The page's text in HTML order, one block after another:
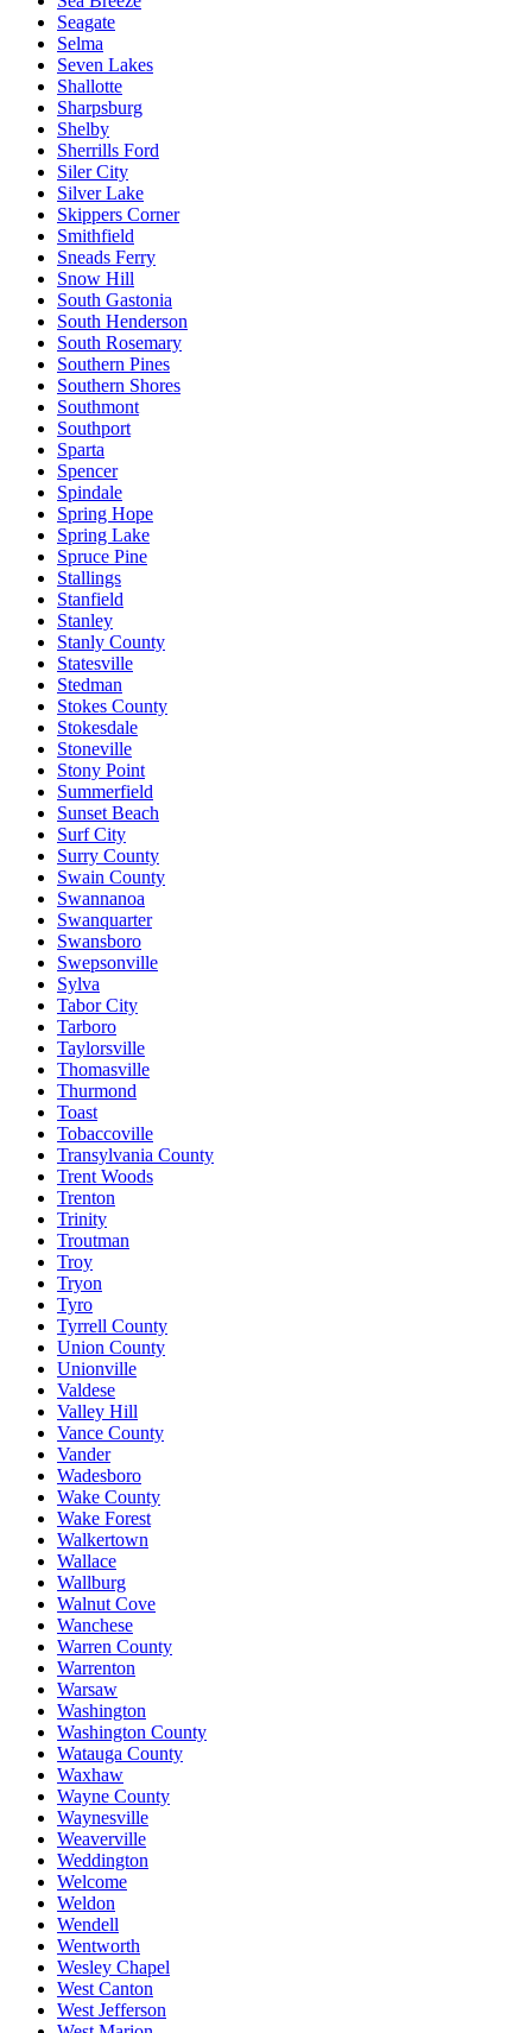
Seagate
Selma
Seven Lakes
Shallotte
Sharpsburg
Shelby
Sherrills Ford
Siler City
Silver Lake
Skippers Corner
Smithfield
Sneads Ferry
Snow Hill
South Gastonia
South Henderson
South Rosemary
Southern Pines
Southern Shores
Southmont
Southport
Sparta
Spencer
Spindale
Spring Hope
Spring Lake
Spruce Pine
Stallings
Stanfield
Stanley
Stanly County
Statesville
Stedman
Stokes County
Stokesdale
Stoneville
Stony Point
Summerfield
Sunset Beach
Surf City
Surry County
Swain County
Swannanoa
Swanquarter
Swansboro
Swepsonville
Sylva
Tabor City
Tarboro
Taylorsville
Thomasville
Thurmond
Toast
Tobaccoville
Transylvania County
Trent Woods
Trenton
Trinity
Troutman
Troy
Tryon
Tyro
Tyrrell County
Union County
Unionville
Valdese
Valley Hill
Vance County
Vander
Wadesboro
Wake County
Wake Forest
Walkertown
Wallace
Wallburg
Walnut Cove
Wanchese
Warren County
Warrenton
Warsaw
Washington
Washington County
Watauga County
Waxhaw
Wayne County
Waynesville
Weaverville
Weddington
Welcome
Weldon
Wendell
Wentworth
Wesley Chapel
West Canton
West Jefferson